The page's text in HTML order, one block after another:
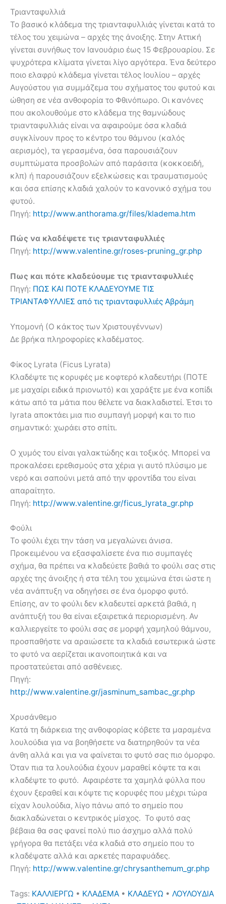
Τριανταφυλλιά
Το βασικό κλάδεμα της τριανταφυλλιάς γίνεται κατά το
τέλος του χειμώνα – αρχές της άνοιξης. Στην Αττική
γίνεται συνήθως τον Ιανουάριο έως 15 Φεβρουαρίου. Σε
ψυχρότερα κλίματα γίνεται λίγο αργότερα. Ένα δεύτερο
ποιο ελαφρύ κλάδεμα γίνεται τέλος Ιουλίου – αρχές
Αυγούστου για συμμάζεμα του σχήματος του φυτού και
ώθηση σε νέα ανθοφορία το Φθινόπωρο. Οι κανόνες
που ακολουθούμε στο κλάδεμα της θαμνώδους
τριανταφυλλιάς είναι να αφαιρούμε όσα κλαδιά
συγκλίνουν προς το κέντρο του θάμνου (καλός
αερισμός), τα γερασμένα, όσα παρουσιάζουν
συμπτώματα προσβολών από παράσιτα (κοκκοειδή,
κλπ) ή παρουσιάζουν εξελκώσεις και τραυματισμούς
και όσα επίσης κλαδιά χαλούν το κανονικό σχήμα του
φυτού.
Πηγή: http://www.anthorama.gr/files/kladema.htm
Πώς να κλαδέψετε τις τριανταφυλλιές
Πηγή: http://www.valentine.gr/roses-pruning_gr.php
Πως και πότε κλαδεύουμε τις τριανταφυλλιές
Πηγή: ΠΩΣ ΚΑΙ ΠΟΤΕ ΚΛΑΔΕΥΟΥΜΕ ΤΙΣ
ΤΡΙΑΝΤΑΦΥΛΛΙΕΣ από τις τριανταφυλλιές Αβράμη
Υπομονή (Ο κάκτος των Χριστουγέννων)
Δε βρήκα πληροφορίες κλαδέματος.
Φίκος Lyrata (Ficus Lyrata)
Κλαδέψτε τις κορυφές με κοφτερό κλαδευτήρι (ΠΟΤΕ
με μαχαίρι ειδικά πριονωτό) και χαράξτε με ένα κοπίδι
κάτω από τα μάτια που θέλετε να διακλαδιστεί. Έτσι το
lyrata αποκτάει μια πιο συμπαγή μορφή και το πιο
σημαντικό: χωράει στο σπίτι.
Ο χυμός του είναι γαλακτώδης και τοξικός. Μπορεί να
προκαλέσει ερεθισμούς στα χέρια γι αυτό πλύσιμο με
νερό και σαπούνι μετά από την φροντίδα του είναι
απαραίτητο.
Πηγή: http://www.valentine.gr/ficus_lyrata_gr.php
Φούλι
Το φούλι έχει την τάση να μεγαλώνει άνισα.
Προκειμένου να εξασφαλίσετε ένα πιο συμπαγές
σχήμα, θα πρέπει να κλαδεύετε βαθιά το φούλι σας στις
αρχές της άνοιξης ή στα τέλη του χειμώνα έτσι ώστε η
νέα ανάπτυξη να οδηγήσει σε ένα όμορφο φυτό.
Επίσης, αν το φούλι δεν κλαδευτεί αρκετά βαθιά, η
ανάπτυξή του θα είναι εξαιρετικά περιορισμένη. Αν
καλλιεργείτε το φούλι σας σε μορφή χαμηλού θάμνου,
προσπαθήστε να αραιώσετε τα κλαδιά εσωτερικά ώστε
το φυτό να αερίζεται ικανοποιητικά και να
προστατεύεται από ασθένειες.
Πηγή:
http://www.valentine.gr/jasminum_sambac_gr.php
Χρυσάνθεμο
Κατά τη διάρκεια της ανθοφορίας κόβετε τα μαραμένα
λουλούδια για να βοηθήσετε να διατηρηθούν τα νέα
άνθη αλλά και για να φαίνεται το φυτό σας πιο όμορφο.
Όταν πια τα λουλούδια έχουν μαραθεί κόψτε τα και
κλαδέψτε το φυτό. Αφαιρέστε τα χαμηλά φύλλα που
έχουν ξεραθεί και κόψτε τις κορυφές που μέχρι τώρα
είχαν λουλούδια, λίγο πάνω από το σημείο που
διακλαδώνεται ο κεντρικός μίσχος. Το φυτό σας
βέβαια θα σας φανεί πολύ πιο άσχημο αλλά πολύ
γρήγορα θα πετάξει νέα κλαδιά στο σημείο που το
κλαδέψατε αλλά και αρκετές παραφυάδες.
Πηγή: http://www.valentine.gr/chrysanthemum_gr.php
Tags: ΚΑΛΛΙΕΡΓΩ • ΚΛΑΔΕΜΑ • ΚΛΑΔΕΥΩ • ΛΟΥΛΟΥΔΙΑ